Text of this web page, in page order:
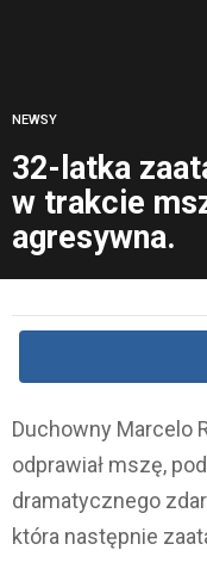
NEWSY
32-latka
w trakcie
agresywna.
Duchowny Marcelo
odprawiał mszę,
dramatycznego
która następnie